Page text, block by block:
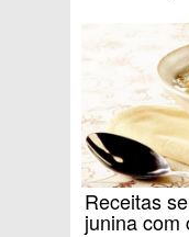
Receitas
junina com